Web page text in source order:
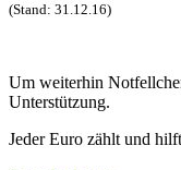
(Stand: 31.12.16)
Um weiterhin
Unterstützung.
Jeder Euro zählt und